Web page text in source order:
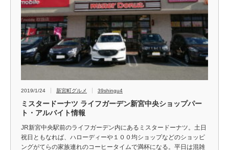
2019/1/24 新宮町グルメ 39shingu4
ミスタードーナツ ライフガーデン新宮中央ショップパー
ト・アルバイト情報
JR新宮中央駅前のライフガーデン内にあるミスタードーナツ。土日
祝日ともなれば、ハローディーや１００均ショップなどのショッピ
ングがてらの家族連れのコーヒータイムで満杯になる。平日は混雑